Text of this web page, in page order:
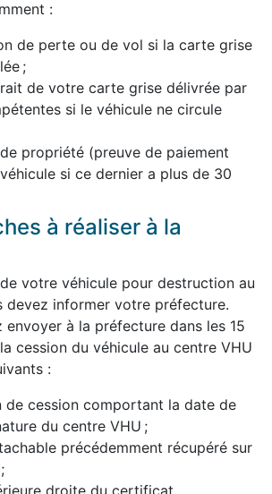
:
de perte ou de vol si la carte grise
;
de votre carte grise délivrée par
si le véhicule ne circule
propriété (preuve de paiement
si ce dernier a plus de 30
à réaliser à la
votre véhicule pour destruction au
devez informer votre préfecture.
envoyer à la préfecture dans les 15
cession du véhicule au centre VHU
:
de cession comportant la date de
du centre VHU ;
précédemment récupéré sur